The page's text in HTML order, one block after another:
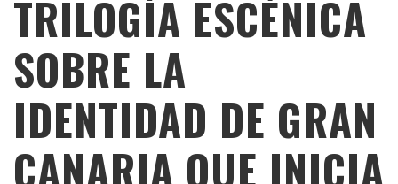
TRILOGÍA ESCÉNICA
SOBRE LA
IDENTIDAD DE GRAN
CANARIA QUE INICIA